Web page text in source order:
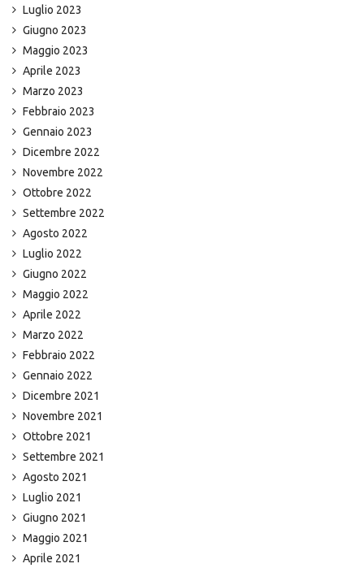
Luglio 2023
Giugno 2023
Maggio 2023
Aprile 2023
Marzo 2023
Febbraio 2023
Gennaio 2023
Dicembre 2022
Novembre 2022
Ottobre 2022
Settembre 2022
Agosto 2022
Luglio 2022
Giugno 2022
Maggio 2022
Aprile 2022
Marzo 2022
Febbraio 2022
Gennaio 2022
Dicembre 2021
Novembre 2021
Ottobre 2021
Settembre 2021
Agosto 2021
Luglio 2021
Giugno 2021
Maggio 2021
Aprile 2021